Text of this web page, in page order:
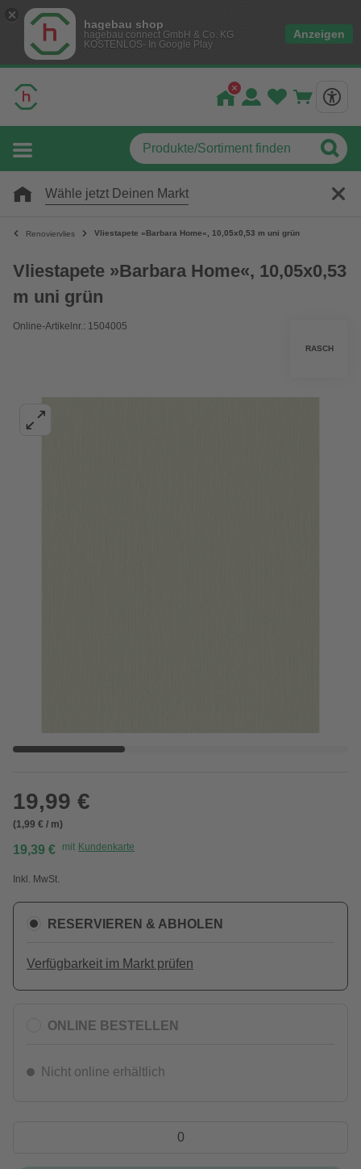
hagebau shop
hagebau connect GmbH & Co. KG
KOSTENLOS- In Google Play
Anzeigen
Wähle jetzt Deinen Markt
Renoviervlies Vliestapete »Barbara Home«, 10,05x0,53 m uni grün
Vliestapete »Barbara Home«, 10,05x0,53
m uni grün
Online-Artikelnr.: 1504005
RASCH
19,99 €
(1,99 € / m)
19,39 € mit Kundenkarte
Inkl. MwSt.
RESERVIEREN & ABHOLEN
Verfügbarkeit im Markt prüfen
ONLINE BESTELLEN
Nicht online erhältlich